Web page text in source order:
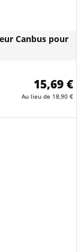
Canbus pour
15,69 €
Au lieu de 18,90 €